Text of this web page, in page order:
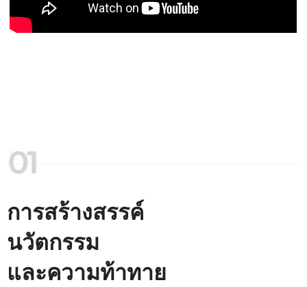
การสร้างสรรค์
นวัตกรรม
และความท้าทาย